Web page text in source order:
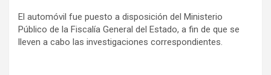
El automóvil fue puesto a disposición del Ministerio
Público de la Fiscalía General del Estado, a fin de que se
lleven a cabo las investigaciones correspondientes.